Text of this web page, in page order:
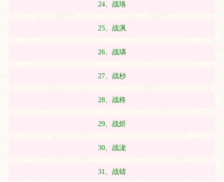
24、战珞
25、战沨
26、战璘
27、战杪
28、战柊
29、战炘
30、战泷
31、战锖